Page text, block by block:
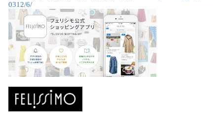
0312/6/